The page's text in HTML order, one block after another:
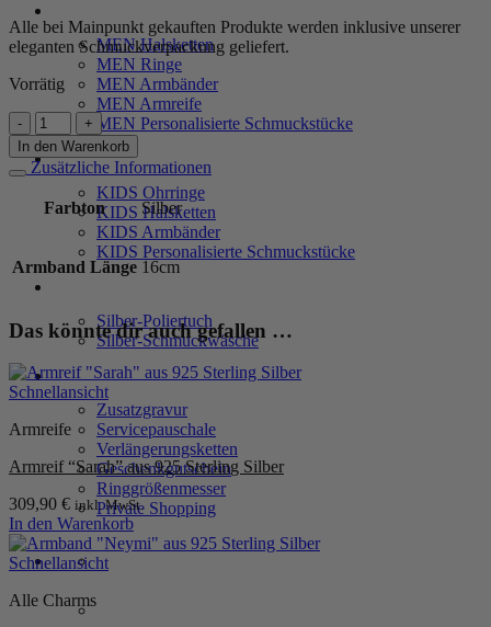
MEN Halsketten
MEN Ringe
MEN Armbänder
MEN Armreife
MEN Personalisierte Schmuckstücke
KIDS
KIDS Ohrringe
KIDS Halsketten
KIDS Armbänder
KIDS Personalisierte Schmuckstücke
Silber-Poliertuch
Silber-Schmuckwäsche
SERVICE
Zusatzgravur
Servicepauschale
Verlängerungsketten
Geschenkgutschein
Ringgrößenmesser
Private Shopping
Alle bei Mainpunkt gekauften Produkte werden inklusive unserer
eleganten Schmuckverpackung geliefert.
Vorrätig
Kordelarmband
"Raffaela"
aus
925
Sterling
Silber
Menge
In den Warenkorb
Zusätzliche Informationen
Farbton Silber
Armband Länge 16cm
Das könnte dir auch gefallen …
Schnellansicht
Armreife
Armreif “Sarah” aus 925 Sterling Silber
309,90 € inkl. MwSt.
In den Warenkorb
Schnellansicht
Alle Charms